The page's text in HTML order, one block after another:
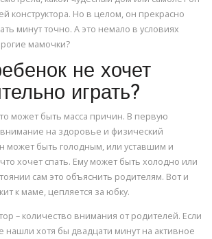
конструктора. Но в целом, он прекрасно
минут точно. А это немало в условиях
мамочки?
не хочет
играть?
может быть масса причин. В первую
на здоровье и физический
может быть голодным, или уставшим и
хочет спать. Ему может быть холодно или
сам это объяснить родителям. Вот и
к маме, цепляется за юбку.
– количество внимания от родителей. Если
нашли хотя бы двадцати минут на активное